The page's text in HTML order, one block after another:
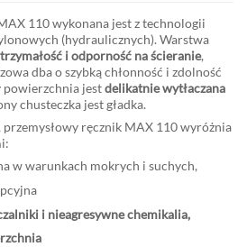
110 wykonana jest z technologii
(hydraulicznych). Warstwa
i odporność na ścieranie,
dba o szybką chłonność i zdolność
powierzchnia jestdelikatnie wytłaczana
chusteczka jest gładka.
przemysłowy ręcznik MAX 110 wyróżnia
w warunkach mokrych i suchych,
i nieagresywne chemikalia,